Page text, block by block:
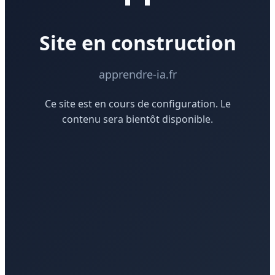
Site en construction
apprendre-ia.fr
Ce site est en cours de configuration. Le
contenu sera bientôt disponible.